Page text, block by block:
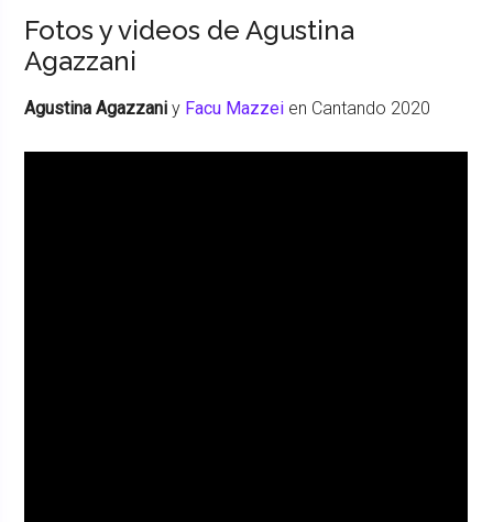
Fotos y videos de Agustina
Agazzani
Agustina Agazzaniy Facu Mazzei en Cantando 2020